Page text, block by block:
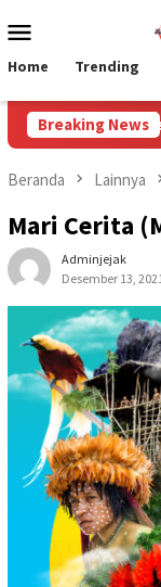
ke
Mobile
Home Trending
Breaking News
Polemik
Beranda Lainnya
Mari Cerita
Adminjejak
Desember 13,